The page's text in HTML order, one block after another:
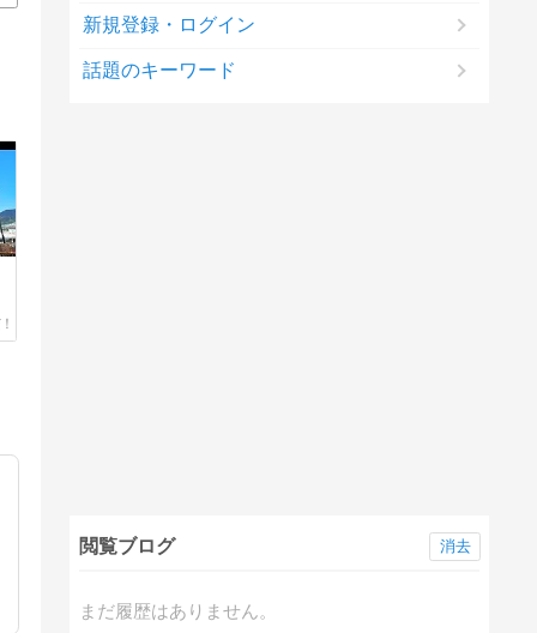
新規登録・ログイン
話題のキーワード
閲覧ブログ
まだ履歴はありません。
消去